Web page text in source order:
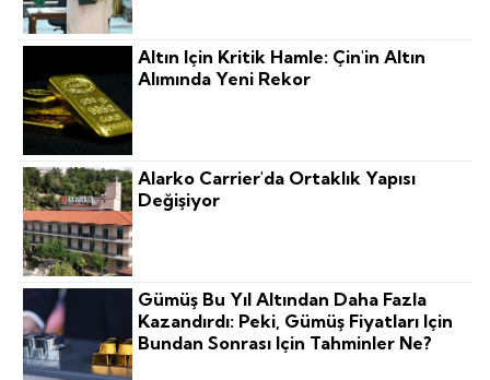
Altın Için Kritik Hamle: Çin'in Altın
Alımında Yeni Rekor
Alarko Carrier'da Ortaklık Yapısı
Değişiyor
Gümüş Bu Yıl Altından Daha Fazla
Kazandırdı: Peki, Gümüş Fiyatları Için
Bundan Sonrası Için Tahminler Ne?